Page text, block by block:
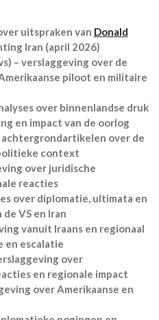
uitspraken van Donald
Iran (april 2026)
– verslaggeving over de
piloot en militaire
over binnenlandse druk
en impact van de oorlog
over de
context
over juridische
reacties
over diplomatie, ultimata en
VS en Iran
vanuit Iraans en regionaal
en escalatie
over
en regionale impact
over Amerikaanse en